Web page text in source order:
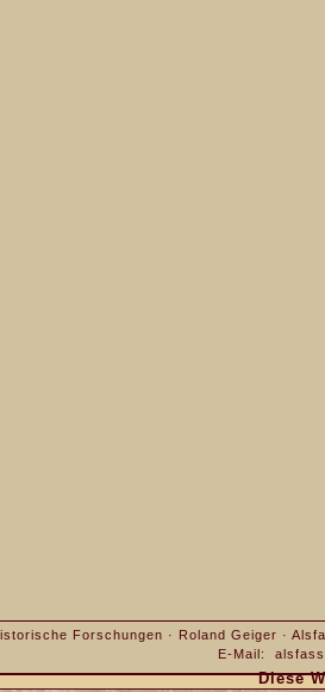
Forschungen · Roland Geiger ·
E-Mail:
Diese